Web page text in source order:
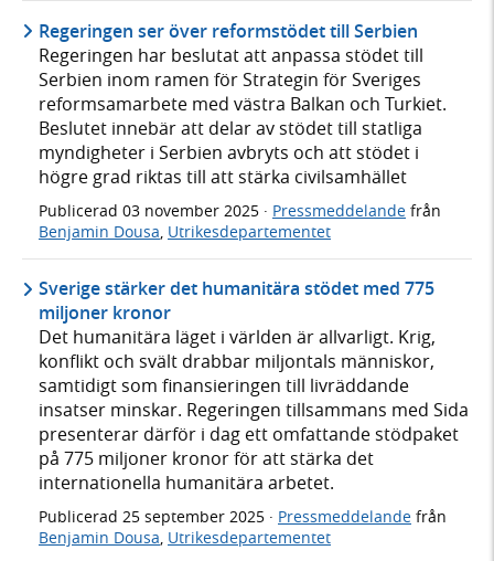
Regeringen ser över reformstödet till Serbien
Regeringen har beslutat att anpassa stödet till
Serbien inom ramen för Strategin för Sveriges
reformsamarbete med västra Balkan och Turkiet.
Beslutet innebär att delar av stödet till statliga
myndigheter i Serbien avbryts och att stödet i
högre grad riktas till att stärka civilsamhället
Publicerad 03 november 2025 · Pressmeddelande från
Benjamin Dousa Utrikesdepartementet
Sverige stärker det humanitära stödet med 775
miljoner kronor
Det humanitära läget i världen är allvarligt. Krig,
konflikt och svält drabbar miljontals människor,
samtidigt som finansieringen till livräddande
insatser minskar. Regeringen tillsammans med Sida
presenterar därför i dag ett omfattande stödpaket
på 775 miljoner kronor för att stärka det
internationella humanitära arbetet.
Publicerad 25 september 2025 · Pressmeddelande från
Benjamin Dousa, Utrikesdepartementet